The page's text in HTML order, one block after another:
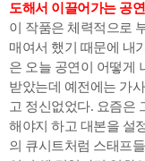
도해서 이끌어가는 공
이 작품은 체력적으로
매여서 했기 때문에 내
은 오늘 공연이 어떻게
받았는데 예전에는 가
고 정신없었다. 요즘은
해야지 하고 대본을 설
의 큐시트처럼 스태프